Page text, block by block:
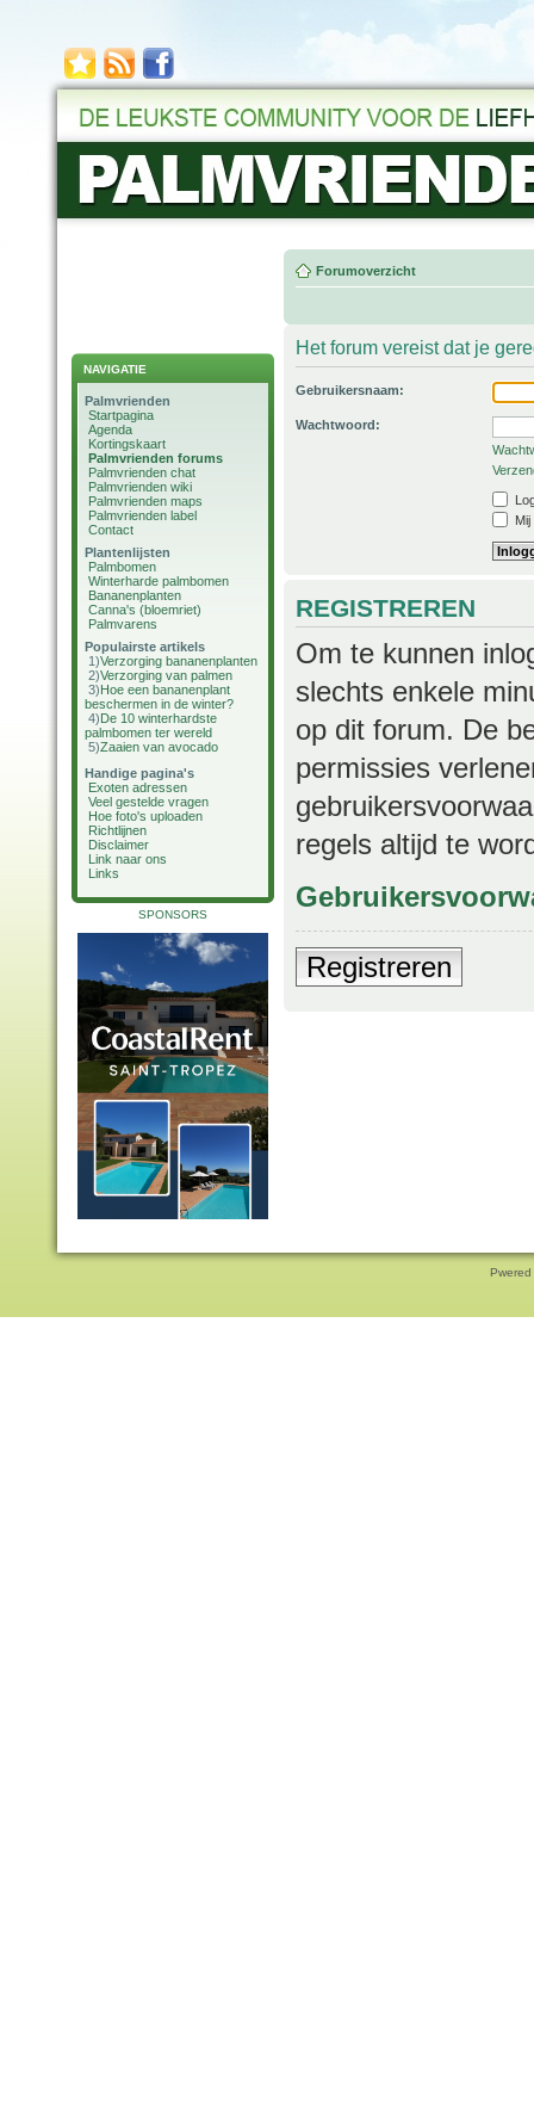
NAVIGATIE
Palmvrienden
Startpagina
Agenda
Kortingskaart
Palmvrienden forums
Palmvrienden chat
Palmvrienden wiki
Palmvrienden maps
Palmvrienden label
Contact
Plantenlijsten
Palmbomen
Winterharde palmbomen
Bananenplanten
Canna's (bloemriet)
Palmvarens
Populairste artikels
1)Verzorging bananenplanten
2)Verzorging van palmen
3)Hoe een bananenplant
beschermen in de winter?
4)De 10 winterhardste
palmbomen ter wereld
5)Zaaien van avocado
Handige pagina's
Exoten adressen
Veel gestelde vragen
Hoe foto's uploaden
Richtlijnen
Disclaimer
Link naar ons
Links
SPONSORS
Forumoverzicht
Het forum vereist dat je
Gebruikersnaam:
Wachtwoord:
REGISTREREN
Om te kunnen
slechts enkele
op dit forum. De
permissies
regels altijd te
Registreren